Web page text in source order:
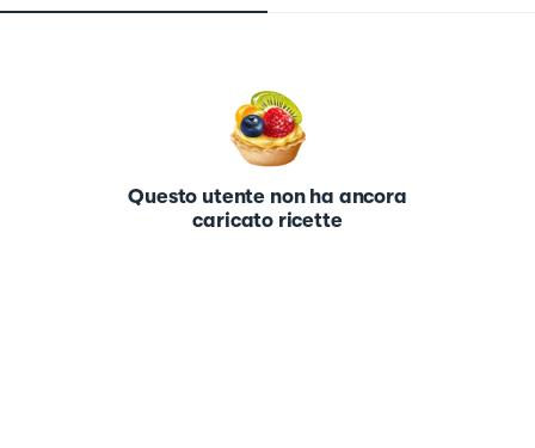
Questo utente non ha ancora
caricato ricette